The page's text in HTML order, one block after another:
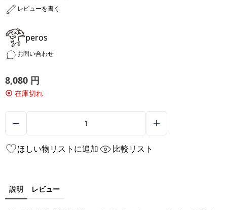
レビューを書く
peros
お問い合わせ
8,080 円
在庫切れ
ほしい物リストに追加 比較リスト
説明 レビュー